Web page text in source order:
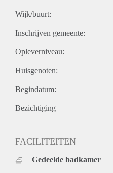
Wijk/buurt:
Inschrijven gemeente:
Opleverniveau:
Huisgenoten:
Begindatum:
Bezichtiging
FACILITEITEN
Gedeelde badkamer